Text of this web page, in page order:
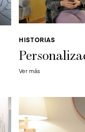
HISTORIAS
Ver más